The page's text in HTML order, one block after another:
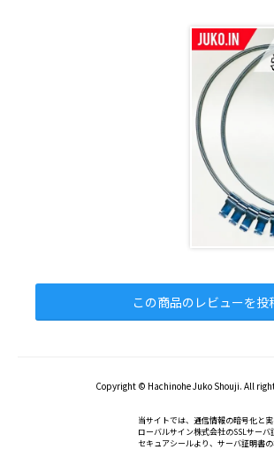
この商品のレビューを投
Copyright © Hachinohe Juko Shouji. All
当サイトでは、通信情報の暗号化と
ローバルサイン株式会社のSSLサーバ
セキュアシールより、サーバ証明書